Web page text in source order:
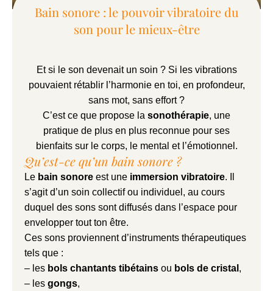
Bain sonore : le pouvoir vibratoire du
son pour le mieux-être
Et si le son devenait un soin ? Si les vibrations
pouvaient rétablir l’harmonie en toi, en profondeur,
sans mot, sans effort ?
C’est ce que propose la sonothérapie, une
pratique de plus en plus reconnue pour ses
bienfaits sur le corps, le mental et l’émotionnel.
Qu’est-ce qu’un bain sonore ?
Le bain sonore est une immersion vibratoire. Il
s’agit d’un soin collectif ou individuel, au cours
duquel des sons sont diffusés dans l’espace pour
envelopper tout ton être.
Ces sons proviennent d’instruments thérapeutiques
tels que :
– les bols chantants tibétains ou bols de cristal ,
– les gongs,